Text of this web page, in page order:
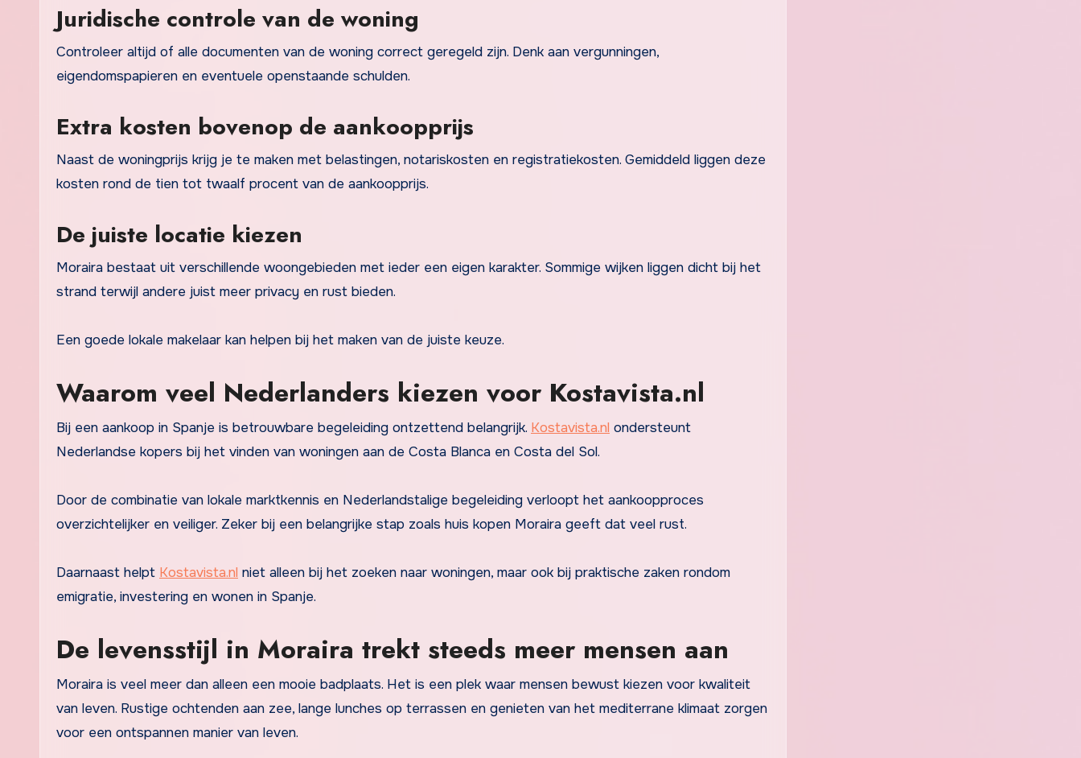
Juridische controle van de woning
Controleer altijd of alle documenten van de woning correct geregeld zijn. Denk aan vergunningen,
eigendomspapieren en eventuele openstaande schulden.
Extra kosten bovenop de aankoopprijs
Naast de woningprijs krijg je te maken met belastingen, notariskosten en registratiekosten. Gemiddeld liggen deze
kosten rond de tien tot twaalf procent van de aankoopprijs.
De juiste locatie kiezen
Moraira bestaat uit verschillende woongebieden met ieder een eigen karakter. Sommige wijken liggen dicht bij het
strand terwijl andere juist meer privacy en rust bieden.
Een goede lokale makelaar kan helpen bij het maken van de juiste keuze.
Waarom veel Nederlanders kiezen voor Kostavista.nl
Bij een aankoop in Spanje is betrouwbare begeleiding ontzettend belangrijk. Kostavista.nl ondersteunt
Nederlandse kopers bij het vinden van woningen aan de Costa Blanca en Costa del Sol.
Door de combinatie van lokale marktkennis en Nederlandstalige begeleiding verloopt het aankoopproces
overzichtelijker en veiliger. Zeker bij een belangrijke stap zoals huis kopen Moraira geeft dat veel rust.
Daarnaast helpt Kostavista.nl niet alleen bij het zoeken naar woningen, maar ook bij praktische zaken rondom
emigratie, investering en wonen in Spanje.
De levensstijl in Moraira trekt steeds meer mensen aan
Moraira is veel meer dan alleen een mooie badplaats. Het is een plek waar mensen bewust kiezen voor kwaliteit
van leven. Rustige ochtenden aan zee, lange lunches op terrassen en genieten van het mediterrane klimaat zorgen
voor een ontspannen manier van leven.